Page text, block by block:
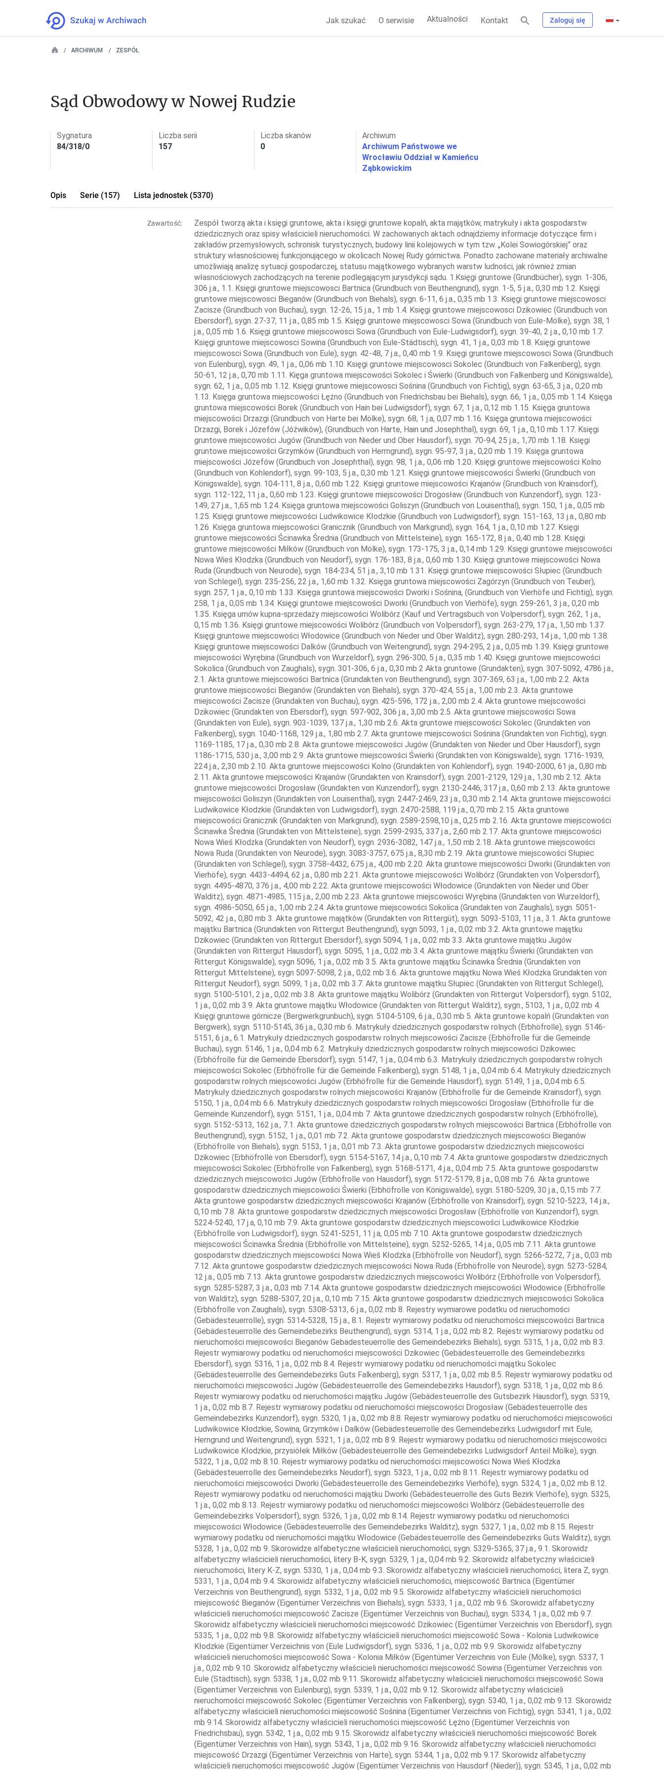
Jak szukać O serwisie Aktualności Kontakt Zaloguj się
ARCHIWUM ZESPÓŁ
Sąd Obwodowy w Nowej Rudzie
Sygnatura
84/318/0
Liczba serii
157
Liczba skanów
0
Archiwum
Archiwum Państwowe we
Wrocławiu Oddział w Kamieńcu
Ząbkowickim
Opis Serie (157) Lista jednostek (5370)
Zawartość: Zespół tworzą akta i księgi gruntowe, akta i księgi gruntowe kopalń, akta majątków, matrykuły i akta gospodarstw dziedzicznych oraz spisy właścicieli nieruchomości. W zachowanych aktach odnajdziemy informacje dotyczące firm i zakładów przemysłowych, schronisk turystycznych, budowy linii kolejowych w tym tzw. „Kolei Sowiogórskiej” oraz struktury własnościowej funkcjonującego w okolicach Nowej Rudy górnictwa. Ponadto zachowane materiały archiwalne umożliwiają analizę sytuacji gospodarczej, statusu majątkowego wybranych warstw ludności, jak również zmian własnościowych zachodzących na terenie podlegającym jurysdykcji sądu. 1.Księgi gruntowe (Grundbücher), sygn. 1-306, 306 j.a., 1.1. Księgi gruntowe miejscowosci Bartnica (Grundbuch von Beuthengrund), sygn. 1-5, 5 j.a., 0,30 mb 1.2. Księgi gruntowe miejscowosci Bieganów (Grundbuch von Biehals), sygn. 6-11, 6 j.a., 0,35 mb 1.3. Księgi gruntowe miejscowosci Zacisze (Grundbuch von Buchau), sygn. 12-26, 15 j.a., 1 mb 1.4. Księgi gruntowe miejscowosci Dzikowiec (Grundbuch von Ebersdorf), sygn. 27-37, 11 j.a., 0,85 mb 1.5. Księgi gruntowe miejscowosci Sowa (Grundbuch von Eule-Mölke), sygn. 38, 1 j.a., 0,05 mb 1.6. Księgi gruntowe miejscowosci Sowa (Grundbuch von Eule-Ludwigsdorf), sygn. 39-40, 2 j.a., 0,10 mb 1.7. Księgi gruntowe miejscowosci Sowina (Grundbuch von Eule-Städtisch), sygn. 41, 1 j.a., 0,03 mb 1.8. Księgi gruntowe miejscowosci Sowa (Grundbuch von Eule), sygn. 42-48, 7 j.a., 0,40 mb 1.9. Księgi gruntowe miejscowosci Sowa (Grundbuch von Eulenburg), sygn. 49, 1 j.a., 0,06 mb 1.10. Księgi gruntowe miejscowosci Sokolec (Grundbuch von Falkenberg), sygn. 50-61, 12 j.a., 0,70 mb 1.11. Kięga gruntowa miejscowości Sokolec i Świerki (Grundbuch von Falkenberg und Königswalde), sygn. 62, 1 j.a., 0,05 mb 1.12. Księgi gruntowe miejscowosci Sośnina (Grundbuch von Fichtig), sygn. 63-65, 3 j.a., 0,20 mb 1.13. Księga gruntowa miejscowości Łężno (Grundbuch von Friedrichsbau bei Biehals), sygn. 66, 1 j.a., 0,05 mb 1.14. Księga gruntowa miejscowości Borek (Grundbuch von Hain bei Ludwigsdorf), sygn. 67, 1 j.a., 0,12 mb 1.15. Księga gruntowa miejscowości Drzazgi (Grundbuch von Harte bei Mölke), sygn. 68, 1 j.a, 0,07 mb 1.16. Księga gruntowa miejscowości Drzazgi, Borek i Józefów (Jóźwików), (Grundbuch von Harte, Hain und Josephthal), sygn. 69, 1 j.a., 0,10 mb 1.17. Księgi gruntowe miejscowości Jugów (Grundbuch von Nieder und Ober Hausdorf), sygn. 70-94, 25 j.a., 1,70 mb 1.18. Księgi gruntowe miejscowości Grzymków (Grundbuch von Herrngrund), sygn. 95-97, 3 j.a., 0,20 mb 1.19. Księga gruntowa miejscowości Józefów (Grundbuch von Josephthal), sygn. 98, 1 j.a., 0,06 mb 1.20. Księgi gruntowe miejscowości Kolno (Grundbuch von Kohlendorf), sygn. 99-103, 5 j.a., 0,30 mb 1.21. Księgi gruntowe miejscowości Świerki (Grundbuch von Königswalde), sygn. 104-111, 8 j.a., 0,60 mb 1.22. Księgi gruntowe miejscowości Krajanów (Grundbuch von Krainsdorf), sygn. 112-122, 11 j.a., 0,60 mb 1.23. Księgi gruntowe miejscowości Drogosław (Grundbuch von Kunzendorf), sygn. 123-149, 27 j.a., 1,65 mb 1.24. Księga gruntowa miejscowości Goliszyn (Grundbuch von Louisenthal), sygn. 150, 1 j.a., 0,05 mb 1.25. Księgi gruntowe miejscowości Ludwikowice Kłodzkie (Grundbuch von Ludwigsdorf), sygn. 151-163, 13 j.a., 0,80 mb 1.26. Księga gruntowa miejscowości Granicznik (Grundbuch von Markgrund), sygn. 164, 1 j.a., 0,10 mb 1.27. Księgi gruntowe miejscowości Ścinawka Średnia (Grundbuch von Mittelsteine), sygn. 165-172, 8 j.a., 0,40 mb 1.28. Księgi gruntowe miejscowości Miłków (Grundbuch von Mölke), sygn. 173-175, 3 j.a., 0,14 mb 1.29. Księgi gruntowe miejscowości Nowa Wieś Kłodzka (Grundbuch von Neudorf), sygn. 176-183, 8 j.a., 0,60 mb 1.30. Księgi gruntowe miejscowości Nowa Ruda (Grundbuch von Neurode), sygn. 184-234, 51 j.a., 3,10 mb 1.31. Księgi gruntowe miejscowości Słupiec (Grundbuch von Schlegel), sygn. 235-256, 22 j.a., 1,60 mb 1.32. Księga gruntowa miejscowości Zagórzyn (Grundbuch von Teuber), sygn. 257, 1 j.a., 0,10 mb 1.33. Księga gruntowa miejscowości Dworki i Sośnina, (Grundbuch von Vierhöfe und Fichtig), sygn. 258, 1 j.a., 0,05 mb 1.34. Księgi gruntowe miejscowości Dworki (Grundbuch von Vierhöfe), sygn. 259-261, 3 j.a., 0,20 mb 1.35. Księga umów kupna-sprzedaży miejscowości Wolibórz (Kauf und Vertragsbuch von Volpersdorf), sygn. 262, 1 j.a., 0,15 mb 1.36. Księgi gruntowe miejscowości Wolibórz (Grundbuch von Volpersdorf), sygn. 263-279, 17 j.a., 1,50 mb 1.37. Księgi gruntowe miejscowości Włodowice (Grundbuch von Nieder und Ober Walditz), sygn. 280-293, 14 j.a., 1,00 mb 1.38. Księgi gruntowe miejscowości Dalków (Grundbuch von Weitengrund), sygn. 294-295, 2 j.a., 0,05 mb 1.39. Księgi gruntowe miejscowości Wyrębina (Grundbuch von Wurzeldorf), sygn. 296-300, 5 j.a., 0,35 mb 1.40. Księgi gruntowe miejscowości Sokolica (Grundbuch von Zaughals), sygn. 301-306, 6 j.a., 0,30 mb 2 Akta gruntowe (Grundakten), sygn. 307-5092, 4786 j.a., 2.1. Akta gruntowe miejscowości Bartnica (Grundakten von Beuthengrund), sygn. 307-369, 63 j.a., 1,00 mb 2.2. Akta gruntowe miejscowości Bieganów (Grundakten von Biehals), sygn. 370-424, 55 j.a., 1,00 mb 2.3. Akta gruntowe miejscowości Zacisze (Grundakten von Buchau), sygn. 425-596, 172 j.a., 2,00 mb 2.4. Akta gruntowe miejscowości Dzikowiec (Grundakten von Ebersdorf), sygn. 597-902, 306 j.a., 3,00 mb 2.5. Akta gruntowe miejscowości Sowa (Grundakten von Eule), sygn. 903-1039, 137 j.a., 1,30 mb 2.6. Akta gruntowe miejscowości Sokolec (Grundakten von Falkenberg), sygn. 1040-1168, 129 j.a., 1,80 mb 2.7. Akta gruntowe miejscowości Sośnina (Grundakten von Fichtig), sygn. 1169-1185, 17 j.a., 0,30 mb 2.8. Akta gruntowe miejscowości Jugów (Grundakten von Nieder und Ober Hausdorf), sygn 1186-1715, 530 j.a., 3,00 mb 2.9. Akta gruntowe miejscowości Świerki (Grundakten von Königswalde), sygn. 1716-1939, 224 j.a., 2,30 mb 2.10. Akta gruntowe miejscowości Kolno (Grundakten von Kohlendorf), sygn. 1940-2000, 61 ja., 0,80 mb 2.11. Akta gruntowe miejscowości Krajanów (Grundakten von Krainsdorf), sygn. 2001-2129, 129 j.a., 1,30 mb 2.12. Akta gruntowe miejscowości Drogosław (Grundakten von Kunzendorf), sygn. 2130-2446, 317 j.a., 0,60 mb 2.13. Akta gruntowe miejscowości Goliszyn (Grundakten von Louisenthal), sygn. 2447-2469, 23 j.a., 0,30 mb 2.14. Akta gruntowe miejscowości Ludwikowice Kłodzkie (Grundakten von Ludwigsdorf), sygn. 2470-2588, 119 j.a., 0,70 mb 2.15. Akta gruntowe miejscowości Granicznik (Grundakten von Markgrund), sygn. 2589-2598,10 j.a., 0,25 mb 2.16. Akta gruntowe miejscowości Ścinawka Średnia (Grundakten von Mittelsteine), sygn. 2599-2935, 337 j.a., 2,60 mb 2.17. Akta gruntowe miejscowości Nowa Wieś Kłodzka (Grundakten von Neudorf), sygn. 2936-3082, 147 j.a., 1,50 mb 2.18. Akta gruntowe miejscowości Nowa Ruda (Grundakten von Neurode), sygn. 3083-3757, 675 j.a., 8,30 mb 2.19. Akta gruntowe miejscowości Słupiec (Grundakten von Schlegel), sygn. 3758-4432, 675 j.a., 4,00 mb 2.20. Akta gruntowe miejscowości Dworki (Grundakten von Vierhöfe), sygn. 4433-4494, 62 j.a., 0,80 mb 2.21. Akta gruntowe miejscowości Wolibórz (Grundakten von Volpersdorf), sygn. 4495-4870, 376 j.a., 4,00 mb 2.22. Akta gruntowe miejscowości Włodowice (Grundakten von Nieder und Ober Walditz), sygn. 4871-4985, 115 j.a., 2,00 mb 2.23. Akta gruntowe miejscowości Wyrębina (Grundakten von Wurzeldorf), sygn. 4986-5050, 65 j.a., 1,00 mb 2.24. Akta gruntowe miejscowości Sokolica (Grundakten von Zaughals), sygn. 5051-5092, 42 j.a., 0,80 mb 3. Akta gruntowe majątków (Grundakten von Rittergüt), sygn. 5093-5103, 11 j.a., 3.1. Akta gruntowe majątku Bartnica (Grundakten von Rittergut Beuthengrund), sygn 5093, 1 j.a., 0,02 mb 3.2. Akta gruntowe majątku Dzikowiec (Grundakten von Rittergut Ebersdorf), sygn 5094, 1 j.a., 0,02 mb 3.3. Akta gruntowe majątku Jugów (Grundakten von Rittergut Hausdorf), sygn. 5095, 1 j.a., 0,02 mb 3.4. Akta gruntowe majątku Świerki (Grundakten von Rittergut Königswalde), sygn 5096, 1 j.a., 0,02 mb 3.5. Akta gruntowe majątku Ścinawka Średnia (Grundakten von Rittergut Mittelsteine), sygn 5097-5098, 2 j.a., 0,02 mb 3.6. Akta gruntowe majątku Nowa Wieś Kłodzka Grundakten von Rittergut Neudorf), sygn. 5099, 1 j.a., 0,02 mb 3.7. Akta gruntowe majątku Słupiec (Grundakten von Rittergut Schlegel), sygn. 5100-5101, 2 j.a., 0,02 mb 3.8. Akta gruntowe majątku Wolibórz (Grundakten von Rittergut Volpersdorf), sygn. 5102, 1 j.a., 0,02 mb 3.9. Akta gruntowe majątku Włodowice (Grundakten von Rittergut Walditz), sygn., 5103, 1 j.a., 0,02 mb 4. Księgi gruntowe górnicze (Bergwerkgrunbuch), sygn. 5104-5109, 6 j.a., 0,30 mb 5. Akta gruntowe kopalń (Grundakten von Bergwerk), sygn. 5110-5145, 36 j.a., 0,30 mb 6. Matrykuły dziedzicznych gospodarstw rolnych (Erbhöfrolle), sygn. 5146-5151, 6 j.a., 6.1. Matrykuły dziedzicznych gospodarstw rolnych miejscowości Zacisze (Erbhöfrolle für die Gemeinde Buchau), sygn. 5146, 1 j.a., 0,04 mb 6.2. Matrykuły dziedzicznych gospodarstw rolnych miejscowości Dzikowiec (Erbhöfrolle für die Gemeinde Ebersdorf), sygn. 5147, 1 j.a., 0,04 mb 6.3. Matrykuły dziedzicznych gospodarstw rolnych miejscowości Sokolec (Erbhöfrolle für die Gemeinde Falkenberg), sygn. 5148, 1 j.a., 0,04 mb 6.4. Matrykuły dziedzicznych gospodarstw rolnych miejscowości Jugów (Erbhöfrolle für die Gemeinde Hausdorf), sygn. 5149, 1 j.a., 0,04 mb 6.5. Matrykuły dziedzicznych gospodarstw rolnych miejscowości Krajanów (Erbhöfrolle für die Gemeinde Krainsdorf), sygn. 5150, 1 j.a., 0,04 mb 6.6. Matrykuły dziedzicznych gospodarstw rolnych miejscowości Drogosław (Erbhöfrolle für die Gemeinde Kunzendorf), sygn. 5151, 1 j.a., 0,04 mb 7. Akta gruntowe dziedzicznych gospodarstw rolnych (Erbhöfrolle), sygn. 5152-5313, 162 j.a., 7.1. Akta gruntowe dziedzicznych gospodarstw rolnych miejscowości Bartnica (Erbhöfrolle von Beuthengrund), sygn. 5152, 1 j.a., 0,01 mb 7.2. Akta gruntowe gospodarstw dziedzicznych miejscowości Bieganów (Erbhöfrolle von Biehals), sygn. 5153, 1 j.a., 0,01 mb 7.3. Akta gruntowe gospodarstw dziedzicznych miejscowości Dzikowiec (Erbhöfrolle von